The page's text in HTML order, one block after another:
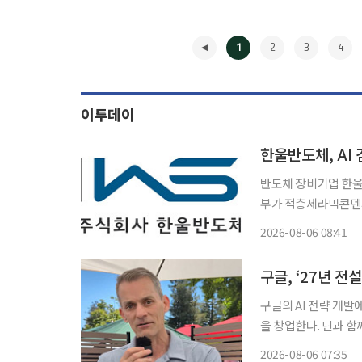
1 2 3 4
이투데이
한울반도체, AI
반도체 장비기업 한
부가 적층세라믹콘덴서
2026-08-06 08:41
구글의 AI 전략 개발
을 창업한다. 딘과
2026-08-06 07:35